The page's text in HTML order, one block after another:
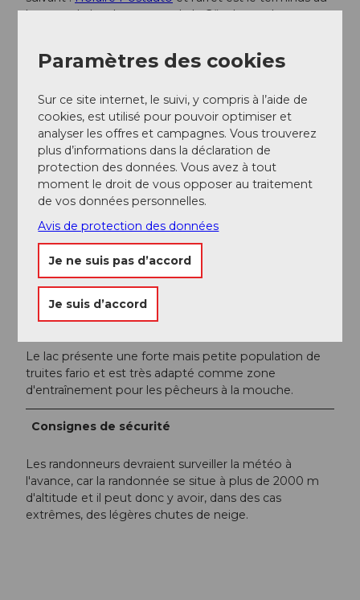
barrage du lac de retenue de la Göscheneralp.
Informations supplémentaires / Liens
Chelenalphütte
Bergseehütte
Alpenkranz Uri
Auteur(e)
Andermatt-Urserntal Tourismus GmbH
Organisation
Le lac présente une forte mais petite population de
truites fario et est très adapté comme zone
d'entraînement pour les pêcheurs à la mouche.
Consignes de sécurité
Les randonneurs devraient surveiller la météo à
l'avance, car la randonnée se situe à plus de 2000 m
d'altitude et il peut donc y avoir, dans des cas
extrêmes, des légères chutes de neige.
Paramètres des cookies
Sur ce site internet, le suivi, y compris à l’aide de
cookies, est utilisé pour pouvoir optimiser et
analyser les offres et campagnes. Vous trouverez
plus d’informations dans la déclaration de
protection des données. Vous avez à tout
moment le droit de vous opposer au traitement
de vos données personnelles.
Avis de protection des données
Je ne suis pas d’accord
Je suis d’accord